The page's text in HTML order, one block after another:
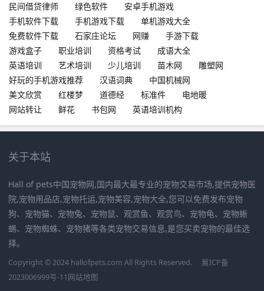
民间借贷律师
绿色软件
安卓手机游戏
手机软件下载
手机游戏下载
单机游戏大全
免费软件下载
石家庄论坛 网赚
手游下载
游戏盒子
职业培训 资格考试
成语大全
英语培训
艺术培训 少儿培训 苗木网
雕塑网
好玩的手机游戏推荐
汉语词典
中国机械网
美文欣赏
红楼梦 道德经 标准件
电地暖
网站转让
鲜花 书包网 英语培训机构
关于本站
Hall of pets中国宠物网,国内最大最专业的宠物交易市场,提供宠物医
院,宠物用品店,宠物托运,宠物美容,宠物大全,您可以免费发布宠物
狗、宠物猫、宠物兔、宠物鼠、观赏鱼、观赏鸟、宠物龟、宠物蜥
蜴、宠物蜘蛛、宠物猪等各类宠物交易信息,是您买卖宠物的最佳选
择。
Copyright © 2024 hallofpets.com All Rights Reserved.
冀ICP备
2023006999号-11网站地图